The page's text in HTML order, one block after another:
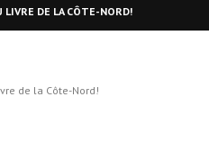
LIVRE DE LA CÔTE-NORD!